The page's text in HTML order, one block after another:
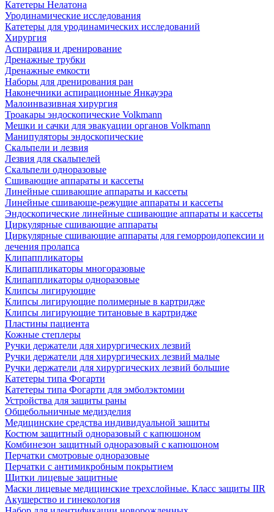
Катетеры Нелатона
Уродинамические исследования
Катетеры для уродинамических исследований
Хирургия
Аспирация и дренирование
Дренажные трубки
Дренажные емкости
Наборы для дренирования ран
Наконечники аспирационные Янкауэра
Малоинвазивная хирургия
Троакары эндоскопические Volkmann
Мешки и сачки для эвакуации органов Volkmann
Манипуляторы эндоскопические
Скальпели и лезвия
Лезвия для скальпелей
Скальпели одноразовые
Сшивающие аппараты и кассеты
Линейные сшивающие аппараты и кассеты
Линейные сшивающе-режущие аппараты и кассеты
Эндоскопические линейные сшивающие аппараты и кассеты
Циркулярные сшивающие аппараты
Циркулярные сшивающие аппараты для геморроидопексии и
лечения пролапса
Клипаппликаторы
Клипаппликаторы многоразовые
Клипаппликаторы одноразовые
Клипсы лигирующие
Клипсы лигирующие полимерные в картридже
Клипсы лигирующие титановые в картридже
Пластины пациента
Кожные степлеры
Ручки держатели для хирургических лезвий
Ручки держатели для хирургических лезвий малые
Ручки держатели для хирургических лезвий большие
Катетеры типа Фогарти
Катетеры типа Фогарти для эмболэктомии
Устройства для защиты раны
Общебольничные медизделия
Медицинские средства индивидуальной защиты
Костюм защитный одноразовый с капюшоном
Комбинезон защитный одноразовый с капюшоном
Перчатки смотровые одноразовые
Перчатки с антимикробным покрытием
Щитки лицевые защитные
Маски лицевые медицинские трехслойные. Класс защиты IIR
Акушерство и гинекология